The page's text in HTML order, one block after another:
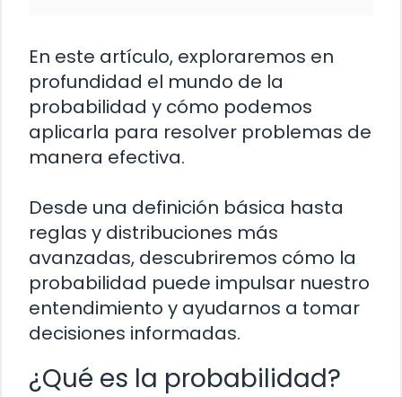
En este artículo, exploraremos en
profundidad el mundo de la
probabilidad y cómo podemos
aplicarla para resolver problemas de
manera efectiva.
Desde una definición básica hasta
reglas y distribuciones más
avanzadas, descubriremos cómo la
probabilidad puede impulsar nuestro
entendimiento y ayudarnos a tomar
decisiones informadas.
¿Qué es la probabilidad?